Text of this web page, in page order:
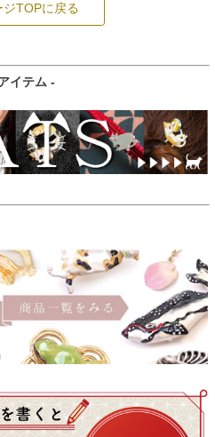
ジTOPに戻る
イテム -